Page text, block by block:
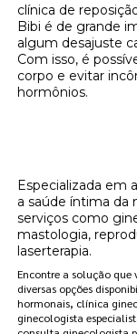
clínica de
Bibi é de grande
algum desajuste
Com isso, é
corpo e evitar
hormônios.
Especializada em
a saúde íntima da
serviços como
mastologia,
laserterapia.
Encontre a solução que
diversas opções
hormonais, clínica
ginecologista